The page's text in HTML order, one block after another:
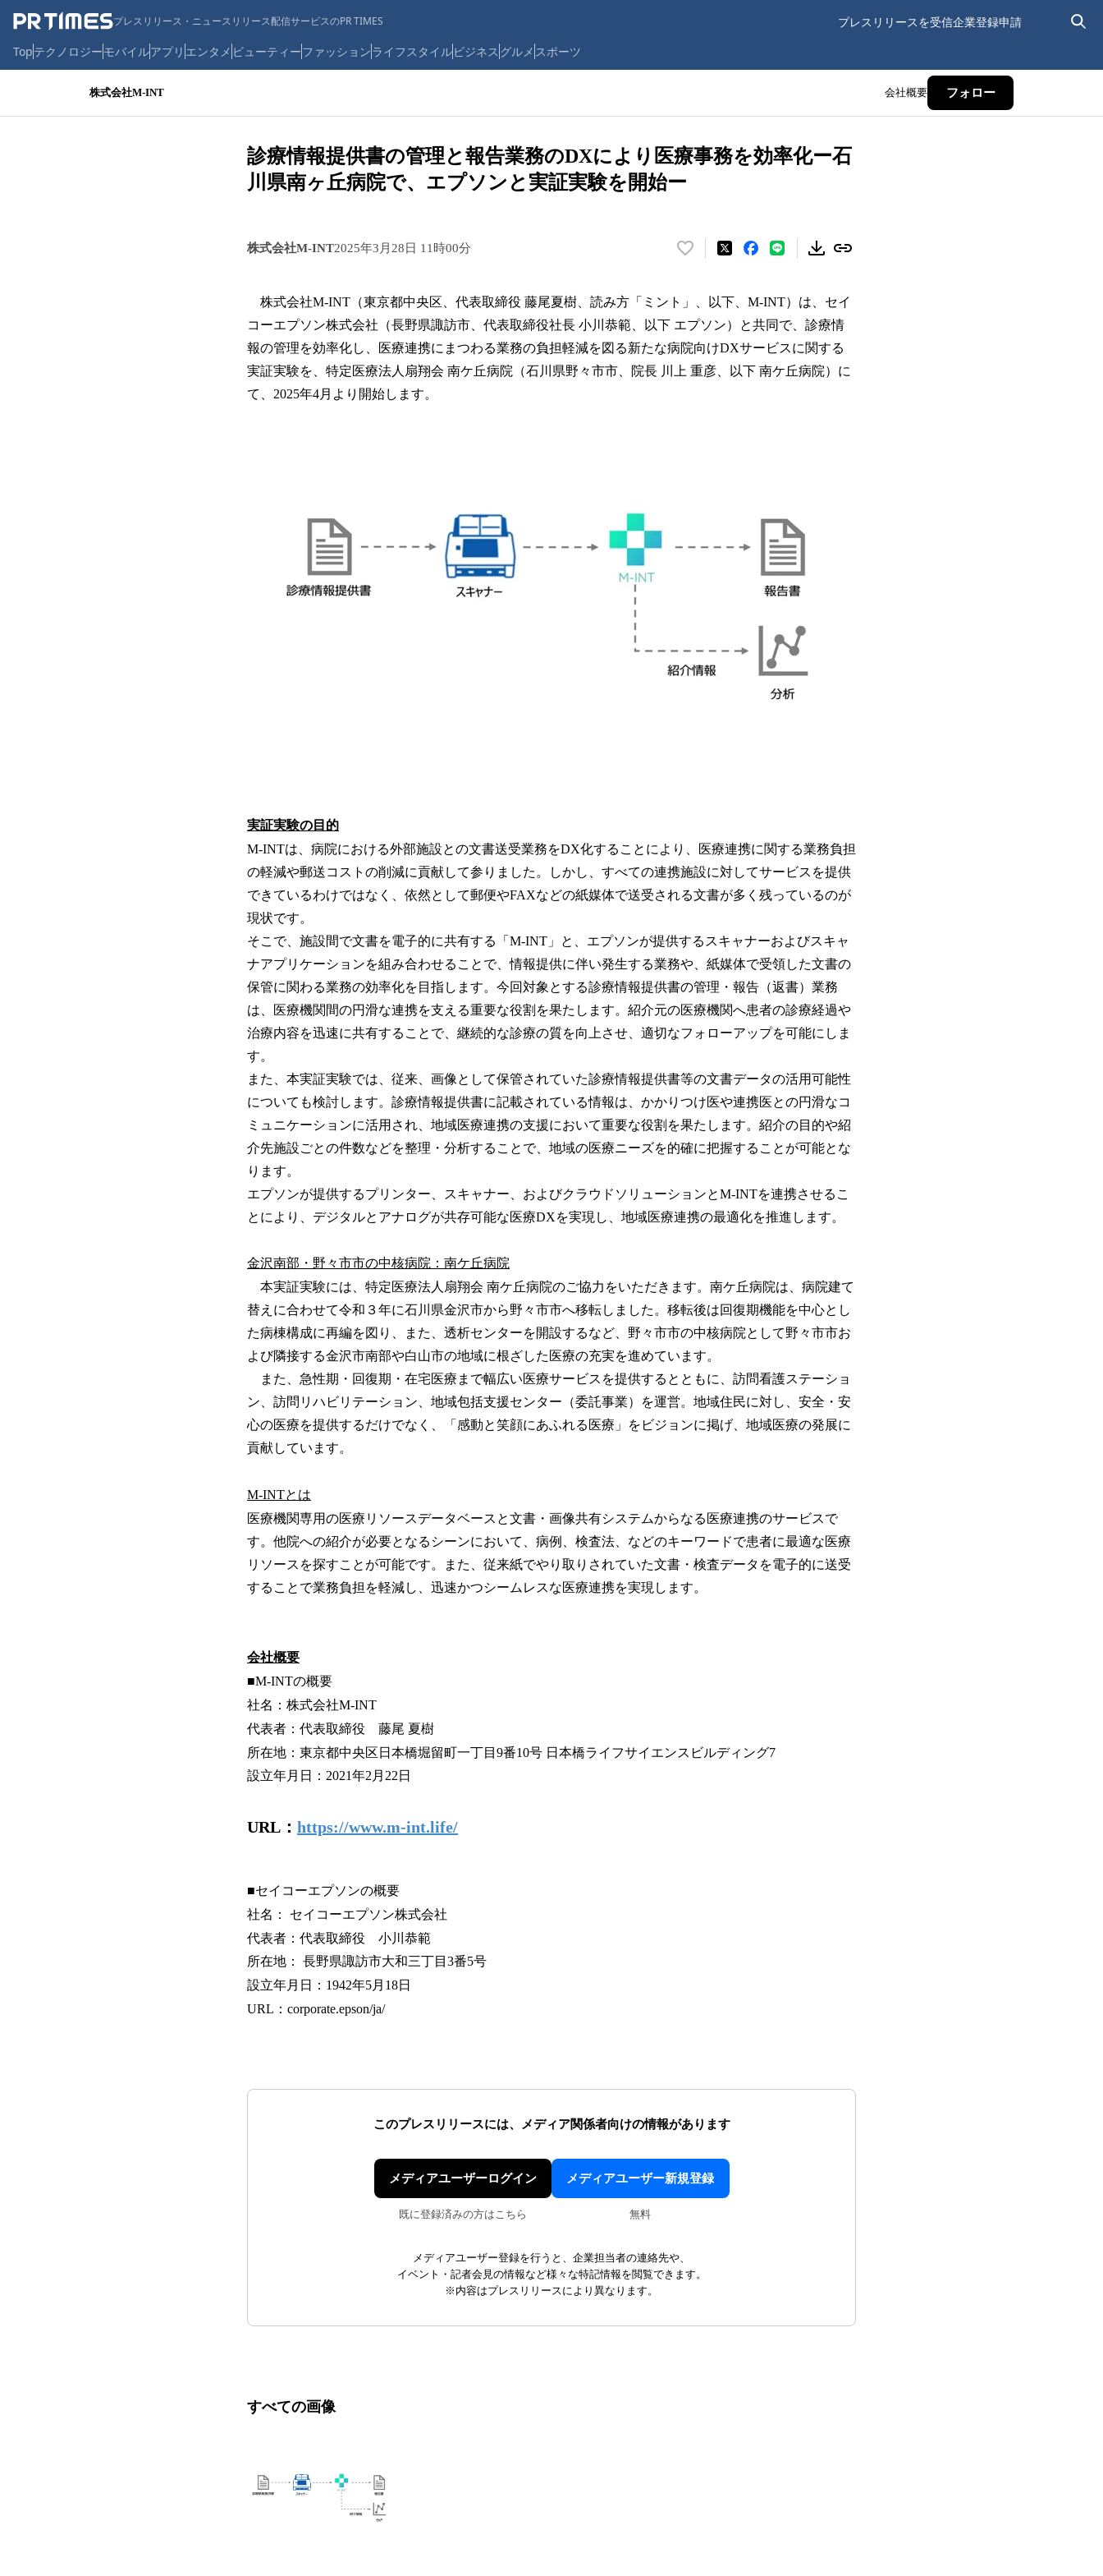
プレスリリース・ニュースリリース配信サービスのPR TIMES プレスリリースを受信企業登録申請
Topテクノロジーモバイルアプリ エンタメ ビューティーファッションライフスタイルビジネス グルメ スポーツ
株式会社M-INT 会社概要 フォロー
診療情報提供書の管理と報告業務のDXにより医療事務を効率化ー石
川県南ヶ丘病院で、エプソンと実証実験を開始ー
株式会社M-INT2025年3月28日 11時00分
い
！
数
を
み
株式会社M-INT（東京都中央区、代表取締役 藤尾夏樹、読み方「ミント」、以下、M-INT）は、セイ
コーエプソン株式会社（長野県諏訪市、代表取締役社長 小川恭範、以下 エプソン）と共同で、診療情
報の管理を効率化し、医療連携にまつわる業務の負担軽減を図る新たな病院向けDXサービスに関する
実証実験を、特定医療法人扇翔会 南ケ丘病院（石川県野々市市、院長 川上 重彦、以下 南ケ丘病院）に
て、2025年4月より開始します。
実証実験の目的
M-INTは、病院における外部施設との文書送受業務をDX化することにより、医療連携に関する業務負担
の軽減や郵送コストの削減に貢献して参りました。しかし、すべての連携施設に対してサービスを提供
できているわけではなく、依然として郵便やFAXなどの紙媒体で送受される文書が多く残っているのが
現状です。
そこで、施設間で文書を電子的に共有する「M-INT」と、エプソンが提供するスキャナーおよびスキャ
ナアプリケーションを組み合わせることで、情報提供に伴い発生する業務や、紙媒体で受領した文書の
保管に関わる業務の効率化を目指します。今回対象とする診療情報提供書の管理・報告（返書）業務
は、医療機関間の円滑な連携を支える重要な役割を果たします。紹介元の医療機関へ患者の診療経過や
治療内容を迅速に共有することで、継続的な診療の質を向上させ、適切なフォローアップを可能にしま
す。
また、本実証実験では、従来、画像として保管されていた診療情報提供書等の文書データの活用可能性
についても検討します。診療情報提供書に記載されている情報は、かかりつけ医や連携医との円滑なコ
ミュニケーションに活用され、地域医療連携の支援において重要な役割を果たします。紹介の目的や紹
介先施設ごとの件数などを整理・分析することで、地域の医療ニーズを的確に把握することが可能とな
ります。
エプソンが提供するプリンター、スキャナー、およびクラウドソリューションとM-INTを連携させるこ
とにより、デジタルとアナログが共存可能な医療DXを実現し、地域医療連携の最適化を推進します。
金沢南部・野々市市の中核病院：南ケ丘病院
本実証実験には、特定医療法人扇翔会 南ケ丘病院のご協力をいただきます。南ケ丘病院は、病院建て
替えに合わせて令和３年に石川県金沢市から野々市市へ移転しました。移転後は回復期機能を中心とし
た病棟構成に再編を図り、また、透析センターを開設するなど、野々市市の中核病院として野々市市お
よび隣接する金沢市南部や白山市の地域に根ざした医療の充実を進めています。
また、急性期・回復期・在宅医療まで幅広い医療サービスを提供するとともに、訪問看護ステーショ
ン、訪問リハビリテーション、地域包括支援センター（委託事業）を運営。地域住民に対し、安全・安
心の医療を提供するだけでなく、「感動と笑顔にあふれる医療」をビジョンに掲げ、地域医療の発展に
貢献しています。
M-INTとは
医療機関専用の医療リソースデータベースと文書・画像共有システムからなる医療連携のサービスで
す。他院への紹介が必要となるシーンにおいて、病例、検査法、などのキーワードで患者に最適な医療
リソースを探すことが可能です。また、従来紙でやり取りされていた文書・検査データを電子的に送受
することで業務負担を軽減し、迅速かつシームレスな医療連携を実現します。
会社概要
■M-INTの概要
社名：株式会社M-INT
代表者：代表取締役 藤尾 夏樹
所在地：東京都中央区日本橋堀留町一丁目9番10号 日本橋ライフサイエンスビルディング7
設立年月日：2021年2月22日
URL： https://www.m-int.life/
■セイコーエプソンの概要
社名： セイコーエプソン株式会社
代表者：代表取締役 小川恭範
所在地： 長野県諏訪市大和三丁目3番5号
設立年月日：1942年5月18日
URL：corporate.epson/ja/
このプレスリリースには、 メディア関係者向けの情報があります
メディアユーザーログイン
既に登録済みの方はこちら
メディアユーザー新規登録
無料
メディアユーザー登録を行うと、企業担当者の連絡先や、
イベント・記者会見の情報など様々な特記情報を閲覧できます。
※内容はプレスリリースにより異なります。
すべての画像